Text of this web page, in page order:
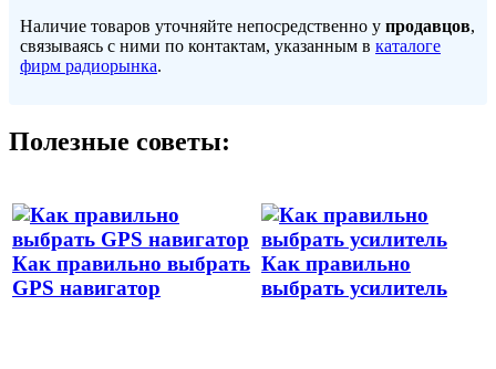
Наличие товаров уточняйте непосредственно у продавцов,
связываясь с ними по контактам, указанным в каталоге
фирм радиорынка.
Полезные советы:
Как правильно выбрать
GPS навигатор
Как правильно
выбрать усилитель